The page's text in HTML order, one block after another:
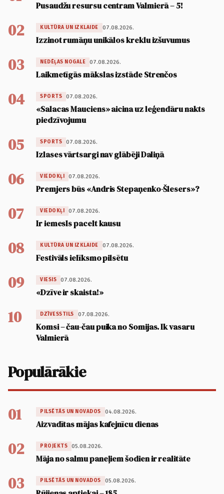
Pusaudžu resursu centram Valmierā – 5!
02 KULTŪRA UN IZKLAIDE 07.08.2026.
Izzinot rumāņu unikālos kreklu izšuvumus
03 NEDĒĻAS NOGALE 07.08.2026.
Laikmetīgās mākslas izstāde Strenčos
04 SPORTS 07.08.2026.
«Salacas Mauciens» aicina uz leģendāru nakts
piedzīvojumu
05 SPORTS 07.08.2026.
Izlases vārtsargi nav glābēji Daliņā
06 VIEDOKĻI 07.08.2026.
Premjers būs «Andris Stepaņenko-Šlesers»?
07 VIEDOKĻI 07.08.2026.
Ir iemesls pacelt kausu
08 KULTŪRA UN IZKLAIDE 07.08.2026.
Festivāls ielīksmo pilsētu
09 VIESIS 07.08.2026.
«Dzīve ir skaista!»
10 DZĪVESSTILS 07.08.2026.
Komsi – čau-čau puika no Somijas. Ik vasaru
Valmierā
Populārākie
01 PILSĒTĀS UN NOVADOS 04.08.2026.
Aizvadītas mājas kafejnīcu dienas
02 PROJEKTS 05.08.2026.
Māja no salmu paneļiem šodien ir realitāte
03 PILSĒTĀS UN NOVADOS 05.08.2026.